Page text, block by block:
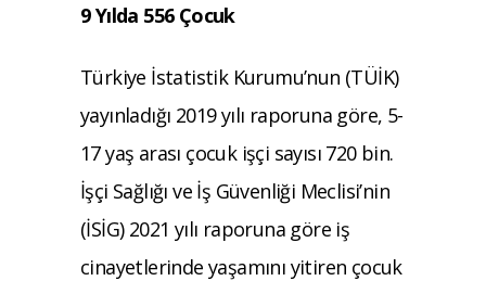
9 Yılda 556 Çocuk
Türkiye İstatistik Kurumu’nun (TÜİK)
yayınladığı 2019 yılı raporuna göre, 5-
17 yaş arası çocuk işçi sayısı 720 bin.
İşçi Sağlığı ve İş Güvenliği Meclisi’nin
(İSİG) 2021 yılı raporuna göre iş
cinayetlerinde yaşamını yitiren çocuk